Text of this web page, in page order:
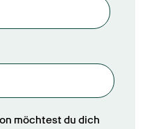
möchtest du dich